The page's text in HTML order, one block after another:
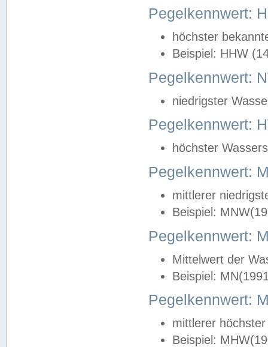
Pegelkennwert:
höchster
Beispiel: HHW
Pegelkennwert:
niedrigster
Pegelkennwert:
höchster
Pegelkennwert:
mittlerer
Beispiel:
Pegelkennwert:
Mittelwert der
Beispiel:
Pegelkennwert:
mittlerer
Beispiel: